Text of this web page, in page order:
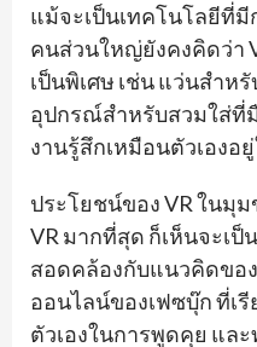
แม้จะเป็นเทคโนโลยีที่
คนส่วนใหญ่ยังคงคิดว่า
เป็นพิเศษ เช่น แว่นสำห
อุปกรณ์สำหรับสวมใส่ที่
งานรู้สึกเหมือนตัวเองอ
ประโยชน์ของ VR ในมุ
VR มากที่สุด ก็เห็นจะเป็
สอดคล้องกับแนวคิดของ
ออนไลน์ของเฟซบุ๊ก ที่เรี
ตัวเองในการพูดคุย แล